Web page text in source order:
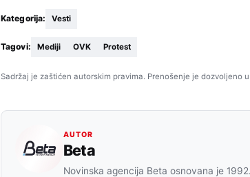
Kategorija: Vesti
Tagovi: Mediji OVK Protest
Sadržaj je zaštićen autorskim pravima. Prenošenje je dozvoljeno
AUTOR
Beta
Novinska agencija Beta osnovana je